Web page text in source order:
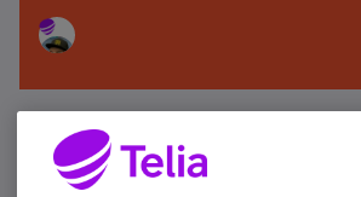
Älä jää paitsi – osallistu ja